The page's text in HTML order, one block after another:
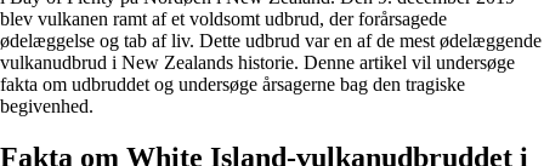
blev vulkanen ramt af et voldsomt udbrud, der forårsagede
ødelæggelse og tab af liv. Dette udbrud var en af de mest ødelæggende
vulkanudbrud i New Zealands historie. Denne artikel vil undersøge
fakta om udbruddet og undersøge årsagerne bag den tragiske
begivenhed.
Fakta om White Island-vulkanudbruddet i